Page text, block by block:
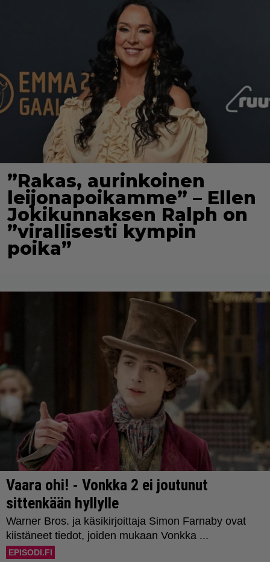
”Rakas, aurinkoinen
leijonapoikamme” – Ellen
Jokikunnaksen Ralph on
”virallisesti kympin
poika”